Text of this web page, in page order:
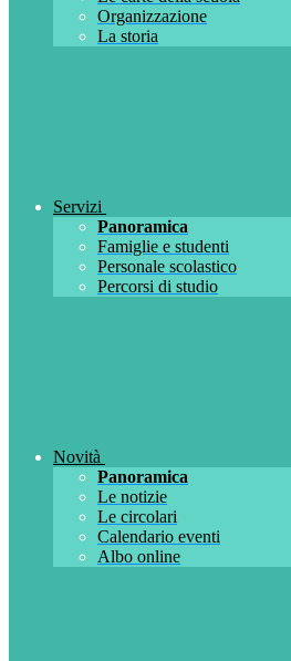
Organizzazione
La storia
Servizi
Panoramica
Famiglie e studenti
Personale scolastico
Percorsi di studio
Novità
Panoramica
Le notizie
Le circolari
Calendario eventi
Albo online